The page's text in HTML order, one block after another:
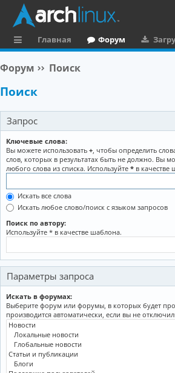
ы
л
к
и
Главная Форум
Форум Поиск
Поиск
Запрос
Ключевые слова:
Вы можете использовать +, чтобы определить
слов, которых в результатах быть не должно. Вы
любого слова из списка. Используйте * в качестве
Искать все слова
Искать любое слово/поиск с языком запросов
Поиск по автору:
Используйте * в качестве шаблона.
Параметры запроса
Искать в форумах:
Выберите форум или форумы, в которых будет
производится автоматически, если вы не